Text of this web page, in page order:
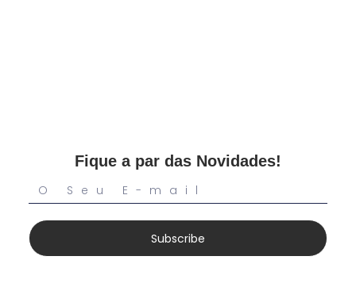
Fique a par das Novidades!
Subscribe